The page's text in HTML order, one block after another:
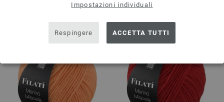
Impostazioni individuali
Respingere ACCETTA TUTTI
09-nero 10-giallo